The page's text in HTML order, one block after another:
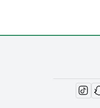
opens
opens in new
opens in new window
opens in new window